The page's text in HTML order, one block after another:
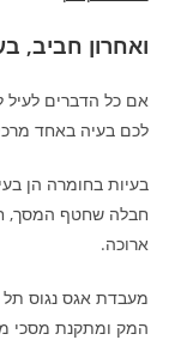
ואחרון חביב,
אם כל הדברים לעיל
לכם בעיה באחד
בעיות בחומרה הן
חבלה שחטף המסך,
ארוכה.
מעבדת אגס נגוס תל
המק ומתקנת מסכי מק